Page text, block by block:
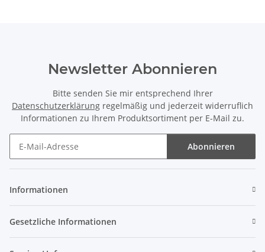
Newsletter Abonnieren
Bitte senden Sie mir entsprechend Ihrer
Datenschutzerklärung regelmäßig und jederzeit widerruflich
Informationen zu Ihrem Produktsortiment per E-Mail zu.
Abonnieren
Informationen
Gesetzliche Informationen